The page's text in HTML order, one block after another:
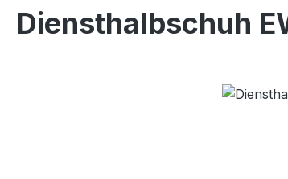
Diensthalbschuh